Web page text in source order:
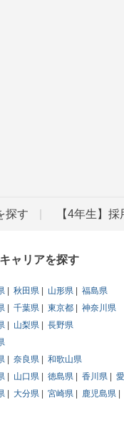
探す 【4年生】
ャリアを探す
秋田県 山形県
福島県
千葉県 東京都
神奈川県
山梨県
長野県
奈良県
和歌山県
山口県 徳島県 香川県
大分県 宮崎県 鹿児島県